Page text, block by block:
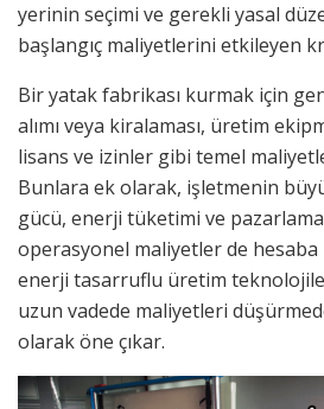
yerinin seçimi ve gerekli yasal
başlangıç maliyetlerini etkileyen
Bir yatak fabrikası kurmak için
alımı veya kiralaması, üretim
lisans ve izinler gibi temel
Bunlara ek olarak, işletmenin
gücü, enerji tüketimi ve
operasyonel maliyetler de hesaba
enerji tasarruflu üretim
uzun vadede maliyetleri
olarak öne çıkar.